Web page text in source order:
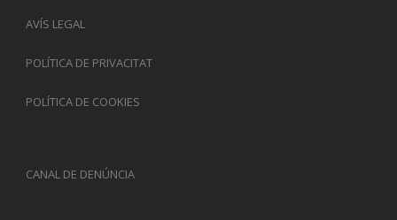
AVÍS LEGAL
POLÍTICA DE PRIVACITAT
POLÍTICA DE COOKIES
CANAL DE DENÚNCIA